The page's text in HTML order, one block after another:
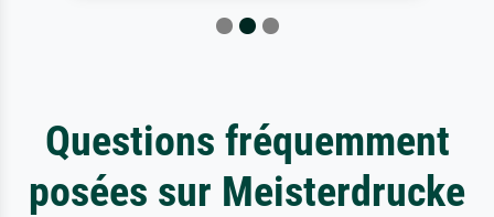
Questions fréquemment
posées sur Meisterdrucke